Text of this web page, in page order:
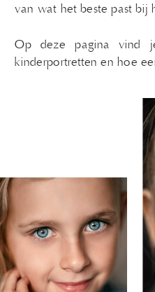
van wat het beste past bij
Op deze pagina vind
kinderportretten en hoe